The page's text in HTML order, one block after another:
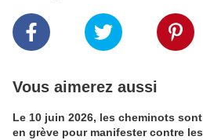
Vous aimerez aussi
Le 10 juin 2026, les cheminots sont
en grève pour manifester contre les